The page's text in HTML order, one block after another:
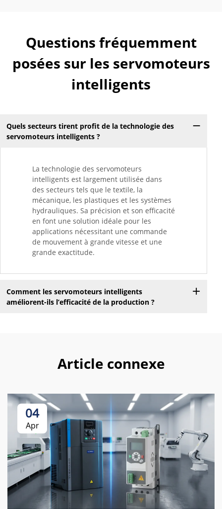
Questions fréquemment
posées sur les servomoteurs
intelligents
Quels secteurs tirent profit de la technologie des
servomoteurs intelligents ?
La technologie des servomoteurs
intelligents est largement utilisée dans
des secteurs tels que le textile, la
mécanique, les plastiques et les systèmes
hydrauliques. Sa précision et son efficacité
en font une solution idéale pour les
applications nécessitant une commande
de mouvement à grande vitesse et une
grande exactitude.
Comment les servomoteurs intelligents
améliorent-ils l’efficacité de la production ?
Article connexe
04
Apr